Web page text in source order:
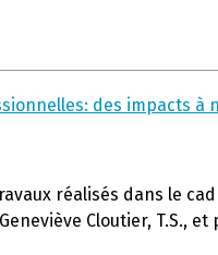
des impacts à
réalisés dans le
Cloutier, T.S.,